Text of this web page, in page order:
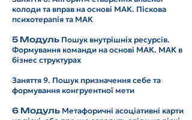
колоди та вправ на основі МАК. Піскова
психотерапія та МАК
5 Модуль Пошук внутрішніх ресурсів.
Формування команди на основі МАК. МАК в
бізнес структурах
Заняття 9. Пошук призначення себе та
формування конгруентної мети
6 Модуль Метафоричні асоціативні карти